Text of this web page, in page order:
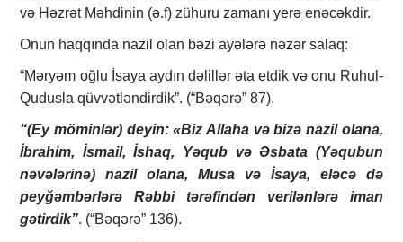
və Həzrət Məhdinin (ə.f) zühuru zamanı yerə enəcəkdir.
Onun haqqında nazil olan bəzi ayələrə nəzər salaq:
“Məryəm oğlu İsaya aydın dəlillər əta etdik və onu Ruhul-
Qudusla qüvvətləndirdik”. (“Bəqərə” 87).
“(Ey möminlər) deyin: «Biz Allaha və bizə nazil olana,
İbrahim, İsmail, İshaq, Yəqub və Əsbata (Yəqubun
nəvələrinə) nazil olana, Musa və İsaya, eləcə də
peyğəmbərlərə Rəbbi tərəfindən verilənlərə iman
gətirdik”. (“Bəqərə” 136).